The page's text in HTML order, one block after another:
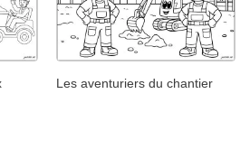
Les aventuriers du chantier